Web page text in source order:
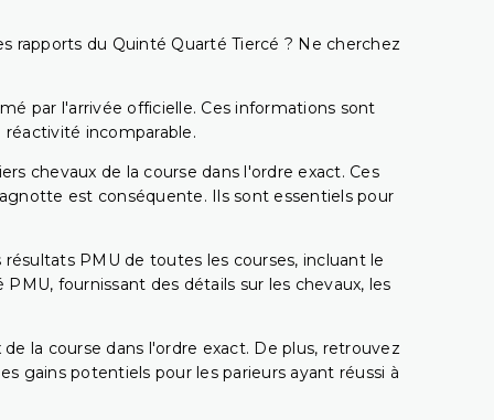
rapports du Quinté Quarté Tiercé ? Ne cherchez
par l'arrivée officielle. Ces informations sont
incomparable.
chevaux de la course dans l'ordre exact. Ces
est conséquente. Ils sont essentiels pour
PMU de toutes les courses, incluant le
fournissant des détails sur les chevaux, les
la course dans l'ordre exact. De plus, retrouvez
gains potentiels pour les parieurs ayant réussi à